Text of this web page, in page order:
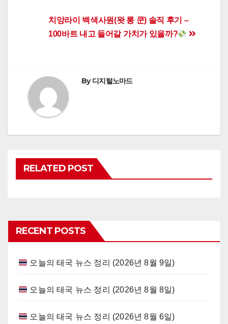
Post
navigation
치앙라이 백색사원(왓 롱 쿤) 솔직 후기 –
100바트 내고 들어갈 가치가 있을까?
By디지털노마드
RELATED POST
RECENT POSTS
오늘의 태국 뉴스 정리 (2026년 8월 9일)
오늘의 태국 뉴스 정리 (2026년 8월 8일)
오늘의 태국 뉴스 정리 (2026년 8월 6일)